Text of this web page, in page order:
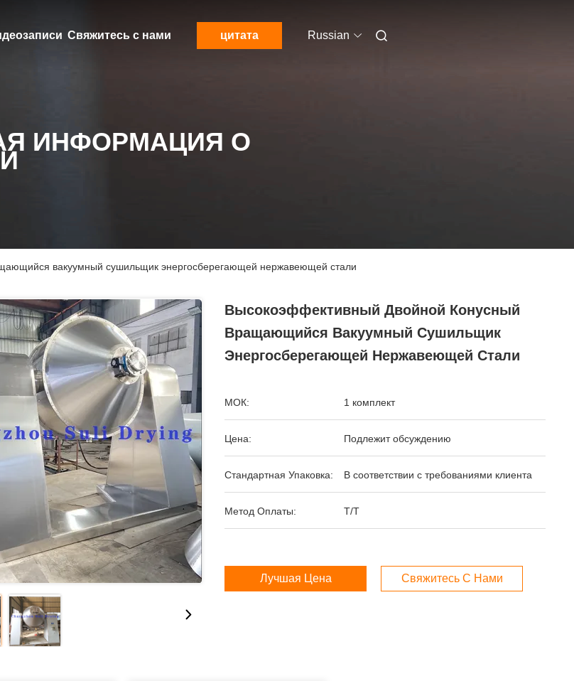
Свяжитесь с нами цитата Russian
ИНФОРМАЦИЯ О
вакуумный сушильщик энергосберегающей нержавеющей стали
Высокоэффективный Двойной Конусный
Вращающийся Вакуумный Сушильщик
Энергосберегающей Нержавеющей Стали
МОК: 1 комплект
Цена: Подлежит обсуждению
Стандартная Упаковка: В соответствии с требованиями клиента
Метод Оплаты: T/T
Лучшая Цена Свяжитесь С Нами